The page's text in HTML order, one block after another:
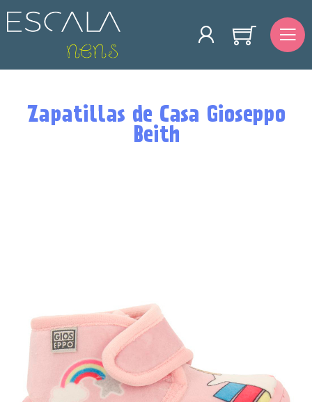
Zapatillas de Casa Gioseppo
Beith